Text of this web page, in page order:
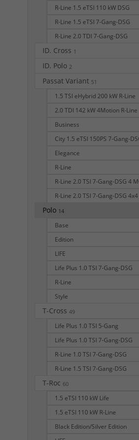
R-Line 1.5 eTSI 110 kW DSG
R-Line 1.5 eTSI 7-Gang-DSG
R-Line 2.0 TDI 7-Gang-DSG
ID. Cross 1
ID. Polo 2
Passat Variant 51
1.5 TSI eHybrid 200 kW R-Line
2.0 TDI 142 kW 4Motion R-Line
Business
City 1.5 eTSI 150PS 7-Gang-
Elegance
R-Line
R-Line 2.0 TSI 7-Gang-DSG 4
R-Line 2.0 TSI 7-Gang-DSG 4x4
Polo 14
Base
Edition
LIFE
Life Plus 1.0 TSI 7-Gang-DSG
R-Line
Style
T-Cross 49
Life Plus 1.0 TSI 5-Gang
Life Plus 1.0 TSI 7-Gang-DSG
R-Line 1.0 TSI 7-Gang-DSG
R-Line 1.5 TSI 7-Gang-DSG
T-Roc 60
1.5 eTSI 110 kW Life
1.5 eTSI 110 kW R-Line
Black Edition/Silver Edition